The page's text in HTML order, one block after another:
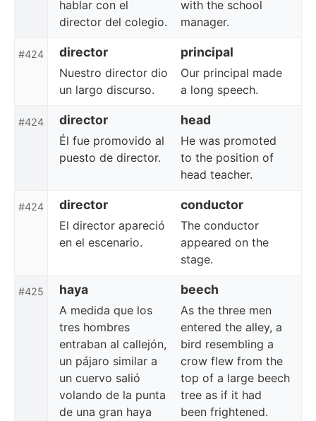
hablar con el
director del colegio.
with the school
manager.
#424 director principal
Nuestro director dio
un largo discurso.
Our principal made
a long speech.
#424 director head
Él fue promovido al
puesto de director.
He was promoted
to the position of
head teacher.
#424 director conductor
El director apareció
en el escenario.
The conductor
appeared on the
stage.
#425 haya beech
A medida que los
tres hombres
entraban al callejón,
un pájaro similar a
un cuervo salió
volando de la punta
de una gran haya
As the three men
entered the alley, a
bird resembling a
crow flew from the
top of a large beech
tree as if it had
been frightened.